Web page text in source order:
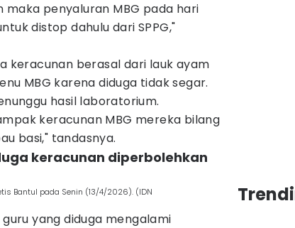
penyaluran MBG pada hari
distop dahulu dari SPPG,"
keracunan berasal dari lauk ayam
MBG karena diduga tidak segar.
hasil laboratorium.
keracunan MBG mereka bilang
basi," tandasnya.
keracunan diperbolehkan
Bantul pada Senin (13/4/2026). (IDN
yang diduga mengalami